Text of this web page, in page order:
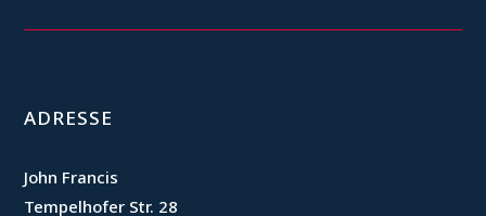
ADRESSE
John Francis
Tempelhofer Str. 28